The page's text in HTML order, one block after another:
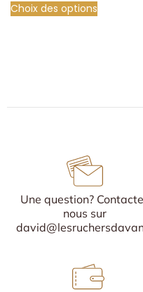
Choix des options
Une question?
nous sur